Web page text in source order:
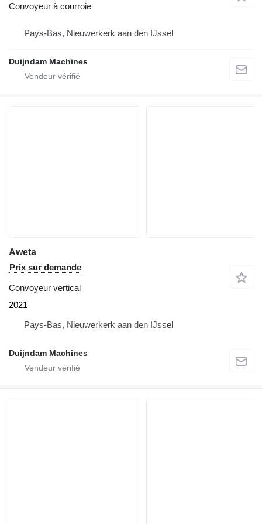
Convoyeur à courroie
Pays-Bas, Nieuwerkerk aan den IJssel
Duijndam Machines
Aweta
Prix sur demande
Convoyeur vertical
2021
Pays-Bas, Nieuwerkerk aan den IJssel
Duijndam Machines